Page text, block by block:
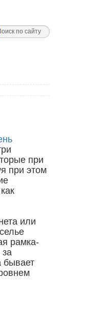
при
при этом
или
рамка-
за
бывает